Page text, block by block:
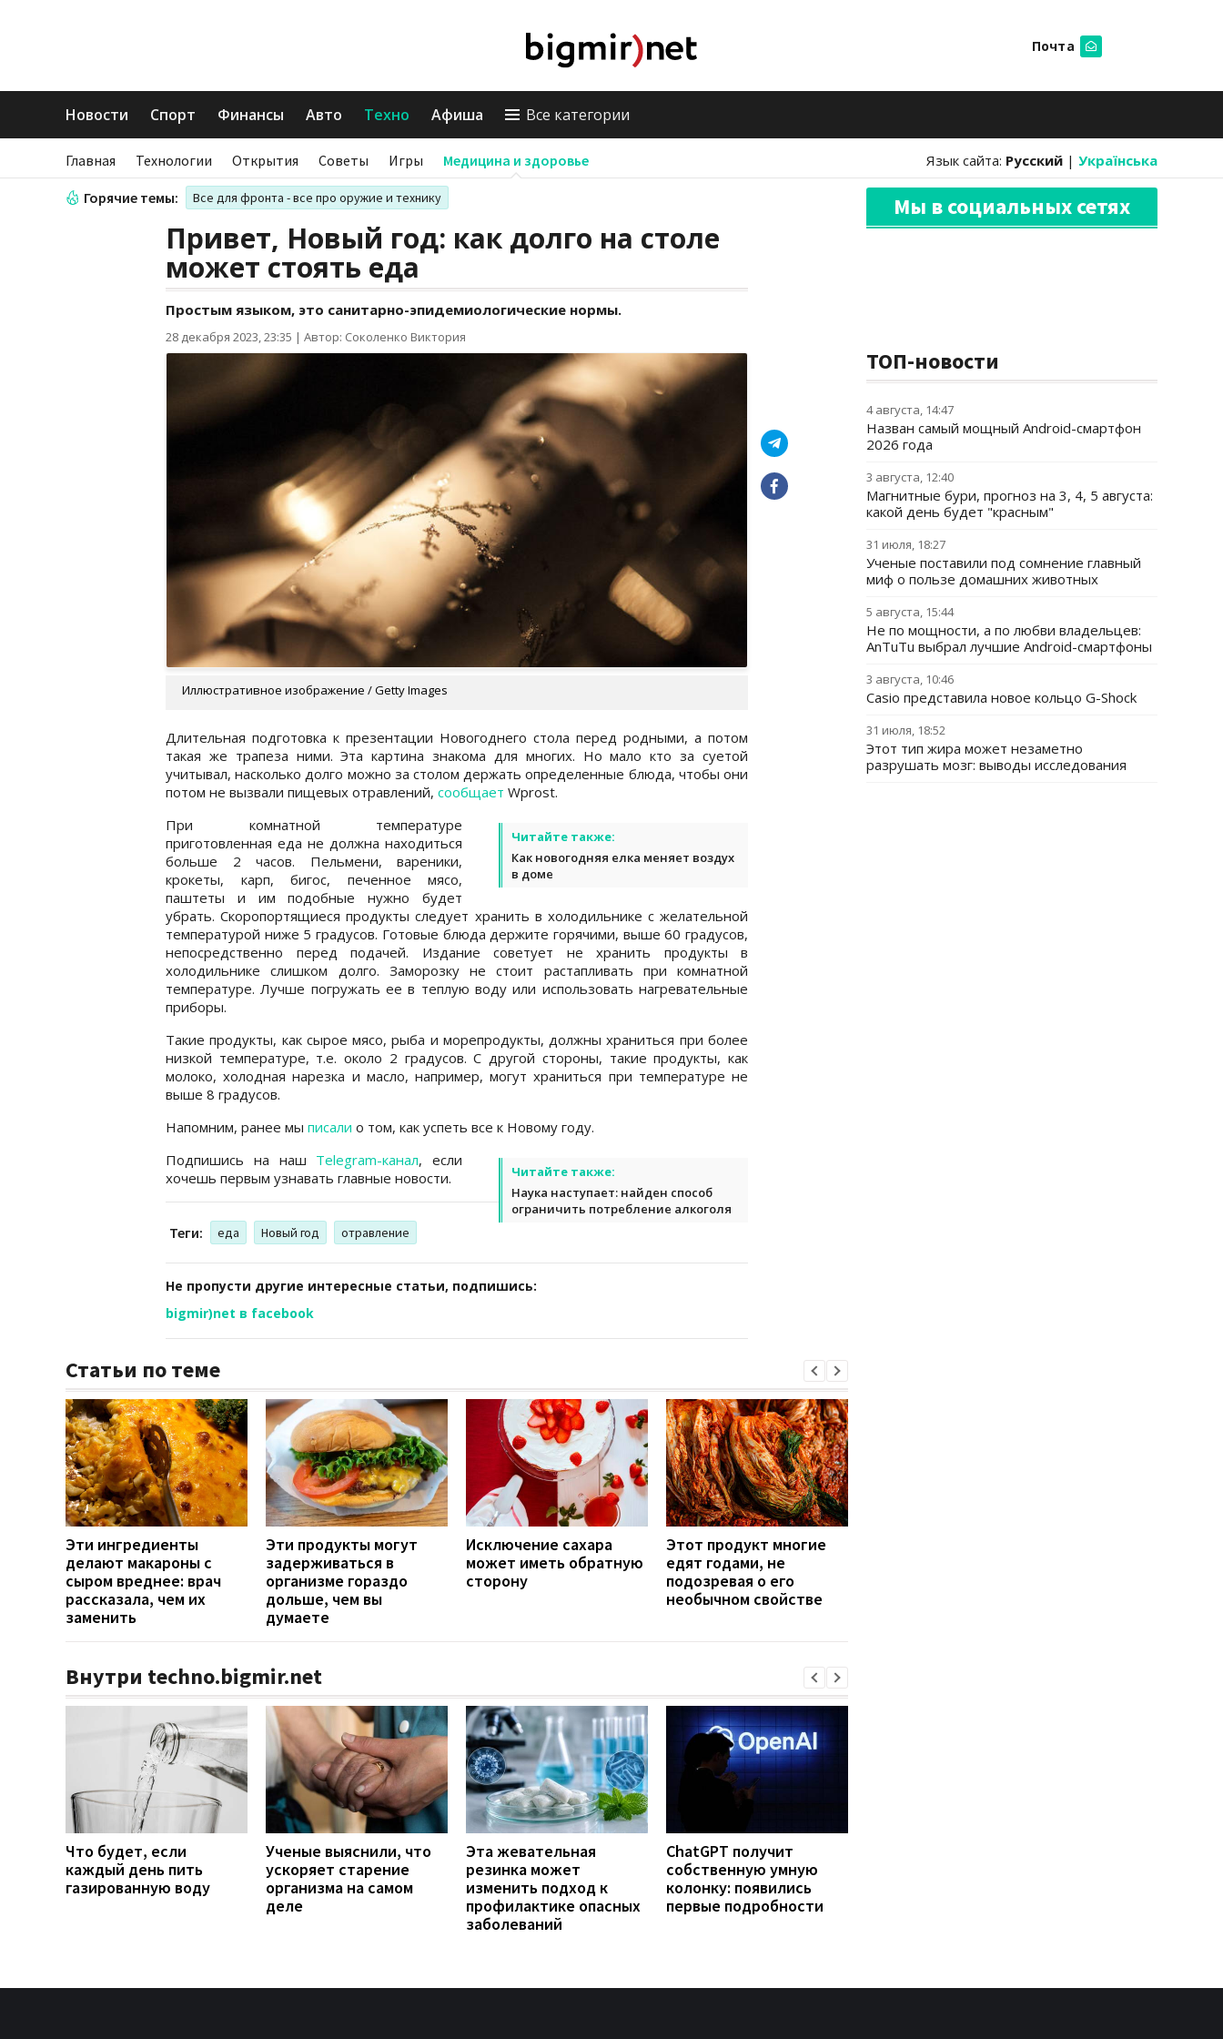
Почта
Новости Спорт Финансы Авто Техно Афиша Все категории
Главная Технологии Открытия Советы Игры Медицина и здоровье Язык сайта: Русский | Українська
Горячие темы: Все для фронта - все про оружие и технику
Привет, Новый год: как долго на столе
может стоять еда
Простым языком, это санитарно-эпидемиологические нормы.
28 декабря 2023, 23:35 | Автор: Соколенко Виктория
Иллюстративное изображение / Getty Images
Длительная подготовка к презентации Новогоднего стола перед родными, а потом
такая же трапеза ними. Эта картина знакома для многих. Но мало кто за суетой
учитывал, насколько долго можно за столом держать определенные блюда, чтобы они
потом не вызвали пищевых отравлений, сообщает Wprost.
Читайте также:
Как новогодняя елка меняет воздух
в доме
При комнатной температуре
приготовленная еда не должна находиться
больше 2 часов. Пельмени, вареники,
крокеты, карп, бигос, печенное мясо,
паштеты и им подобные нужно будет
убрать. Скоропортящиеся продукты следует хранить в холодильнике с желательной
температурой ниже 5 градусов. Готовые блюда держите горячими, выше 60 градусов,
непосредственно перед подачей. Издание советует не хранить продукты в
холодильнике слишком долго. Заморозку не стоит растапливать при комнатной
температуре. Лучше погружать ее в теплую воду или использовать нагревательные
приборы.
Такие продукты, как сырое мясо, рыба и морепродукты, должны храниться при более
низкой температуре, т.е. около 2 градусов. С другой стороны, такие продукты, как
молоко, холодная нарезка и масло, например, могут храниться при температуре не
выше 8 градусов.
Напомним, ранее мы писали о том, как успеть все к Новому году.
Читайте также:
Наука наступает: найден способ
ограничить потребление алкоголя
Подпишись на наш Telegram-канал, если
хочешь первым узнавать главные новости.
Теги: еда Новый год отравление
Не пропусти другие интересные статьи, подпишись:
bigmir)net в facebook
Статьи по теме
Эти ингредиенты
делают макароны с
сыром вреднее: врач
рассказала, чем их
заменить
Эти продукты могут
задерживаться в
организме гораздо
дольше, чем вы
думаете
Исключение сахара
может иметь обратную
сторону
Этот продукт многие
едят годами, не
подозревая о его
необычном свойстве
Внутри techno.bigmir.net
Что будет, если
каждый день пить
газированную воду
Ученые выяснили, что
ускоряет старение
организма на самом
деле
Эта жевательная
резинка может
изменить подход к
профилактике опасных
заболеваний
ChatGPT получит
собственную умную
колонку: появились
первые подробности
Мы в социальных сетях
ТОП-новости
4 августа, 14:47
Назван самый мощный Android-смартфон
2026 года
3 августа, 12:40
Магнитные бури, прогноз на 3, 4, 5 августа:
какой день будет "красным"
31 июля, 18:27
Ученые поставили под сомнение главный
миф о пользе домашних животных
5 августа, 15:44
Не по мощности, а по любви владельцев:
AnTuTu выбрал лучшие Android-смартфоны
3 августа, 10:46
Casio представила новое кольцо G-Shock
31 июля, 18:52
Этот тип жира может незаметно
разрушать мозг: выводы исследования